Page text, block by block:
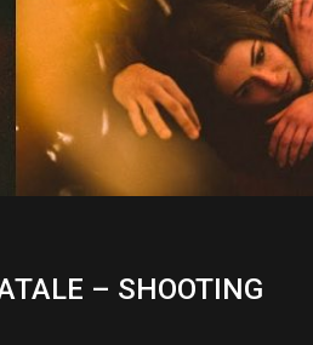
– SHOOTING